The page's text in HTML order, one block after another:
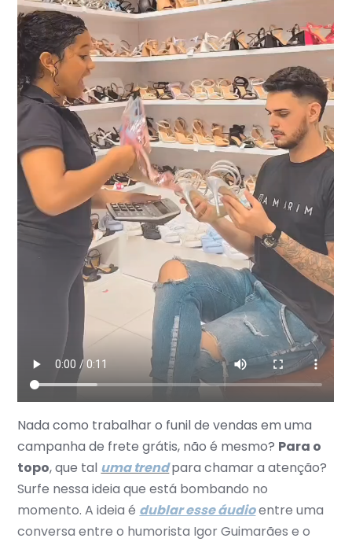
Nada como trabalhar o funil de vendas em uma
campanha de frete grátis, não é mesmo? Para o
topo, que tal uma trendpara chamar a atenção?
Surfe nessa ideia que está bombando no
momento. A ideia é dublar esse áudioentre uma
conversa entre o humorista Igor Guimarães e o